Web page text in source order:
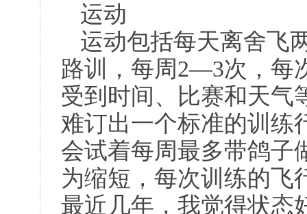
运动
运动包括每天离舍飞
路训，每周2—3次，每
受到时间、比赛和天气
难订出一个标准的训练
会试着每周最多带鸽子
为缩短，每次训练的飞
最近几年，我觉得状态